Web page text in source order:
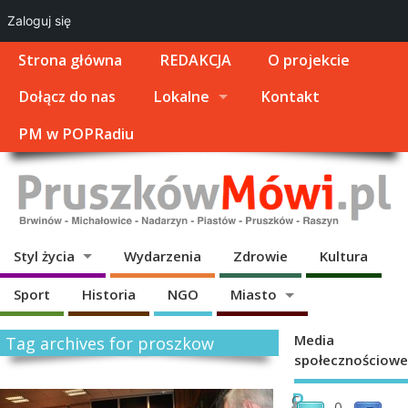
Strona główna REDAKCJA
O projekcie
Dołącz do nas
Lokalne
Kontakt
PM w POPRadiu
Styl życia Wydarzenia Zdrowie Kultura
Sport Historia NGO Miasto
Tag archives for proszkow
P
C
Media
społecznościowe
Zaloguj się